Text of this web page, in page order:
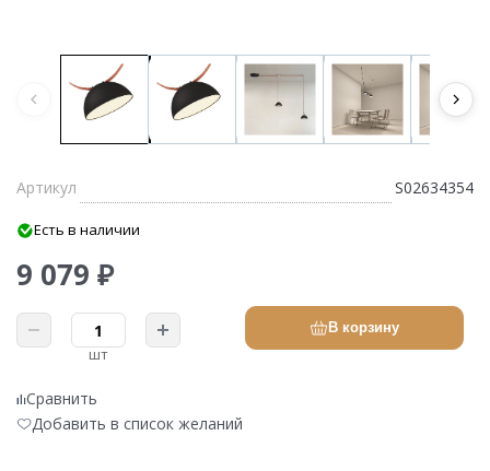
Артикул S02634354
Есть в наличии
9 079 ₽
шт
В корзину
Сравнить
Добавить в список желаний